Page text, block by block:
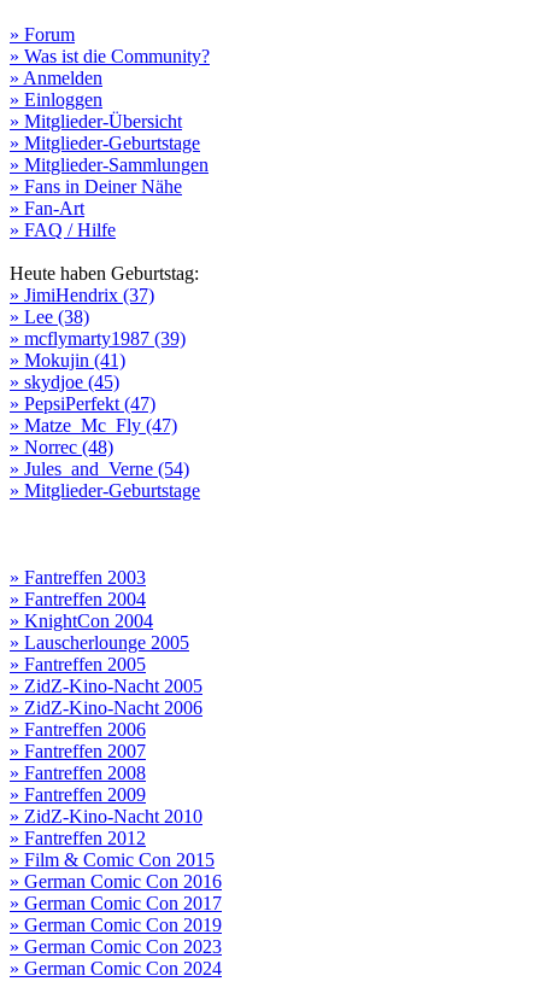
» Forum
» Was ist die Community?
» Anmelden
» Einloggen
» Mitglieder-Übersicht
» Mitglieder-Geburtstage
» Mitglieder-Sammlungen
» Fans in Deiner Nähe
» Fan-Art
» FAQ / Hilfe
Heute haben Geburtstag:
» JimiHendrix (37)
» Lee (38)
» mcflymarty1987 (39)
» Mokujin (41)
» skydjoe (45)
» PepsiPerfekt (47)
» Matze_Mc_Fly (47)
» Norrec (48)
» Jules_and_Verne (54)
» Mitglieder-Geburtstage
» Fantreffen 2003
» Fantreffen 2004
» KnightCon 2004
» Lauscherlounge 2005
» Fantreffen 2005
» ZidZ-Kino-Nacht 2005
» ZidZ-Kino-Nacht 2006
» Fantreffen 2006
» Fantreffen 2007
» Fantreffen 2008
» Fantreffen 2009
» ZidZ-Kino-Nacht 2010
» Fantreffen 2012
» Film & Comic Con 2015
» German Comic Con 2016
» German Comic Con 2017
» German Comic Con 2019
» German Comic Con 2023
» German Comic Con 2024